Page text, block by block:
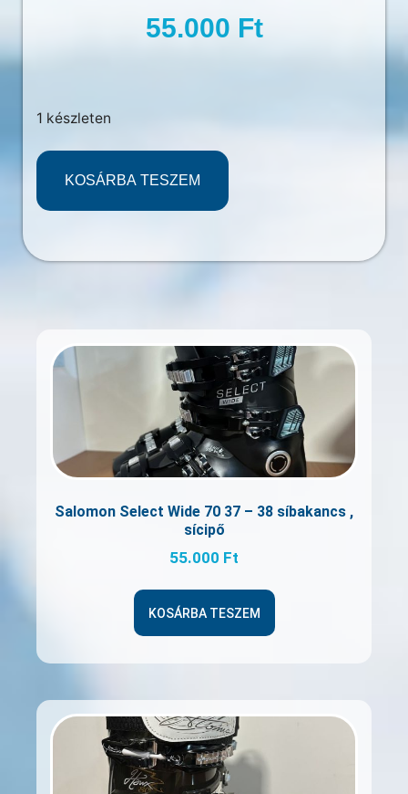
55.000 Ft
1 készleten
KOSÁRBA TESZEM
Salomon Select Wide 70 37 – 38 síbakancs ,
sícipő
55.000 Ft
KOSÁRBA TESZEM